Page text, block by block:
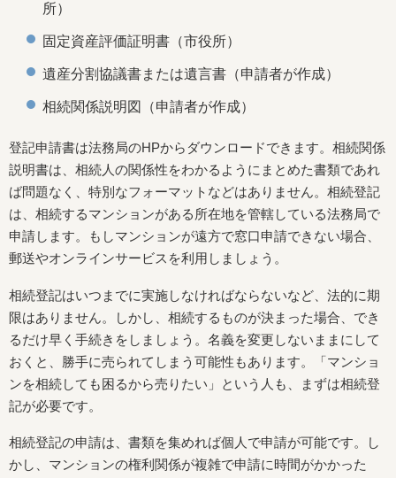
所）
固定資産評価証明書（市役所）
遺産分割協議書または遺言書（申請者が作成）
相続関係説明図（申請者が作成）
登記申請書は法務局のHPからダウンロードできます。相続関係
説明書は、相続人の関係性をわかるようにまとめた書類であれ
ば問題なく、特別なフォーマットなどはありません。相続登記
は、相続するマンションがある所在地を管轄している法務局で
申請します。もしマンションが遠方で窓口申請できない場合、
郵送やオンラインサービスを利用しましょう。
相続登記はいつまでに実施しなければならないなど、法的に期
限はありません。しかし、相続するものが決まった場合、でき
るだけ早く手続きをしましょう。名義を変更しないままにして
おくと、勝手に売られてしまう可能性もあります。「マンショ
ンを相続しても困るから売りたい」という人も、まずは相続登
記が必要です。
相続登記の申請は、書類を集めれば個人で申請が可能です。し
かし、マンションの権利関係が複雑で申請に時間がかかった